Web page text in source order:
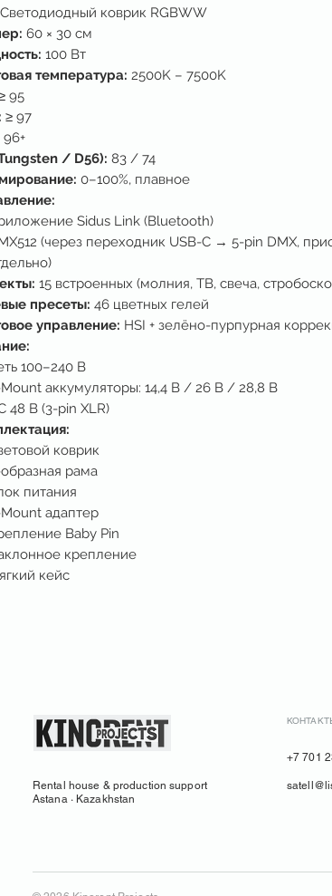
Светодиодный коврик RGBWW
60 × 30 см
100 Вт
температура: 2500K – 7500K
95
≥ 97
96+
/ D56): 83 / 74
0–100%, плавное
Sidus Link (Bluetooth)
(через переходник USB-C → 5-pin DMX,
15 встроенных (молния, ТВ, свеча,
пресеты: 46 цветных гелей
управление: HSI + зелёно-пурпурная
100–240 В
аккумуляторы: 14,4 В / 26 В / 28,8 В
48 В (3-pin XLR)
коврик
рама
питания
адаптер
Baby Pin
крепление
кейс
+7 701
Rental house & production support
Astana · Kazakhstan